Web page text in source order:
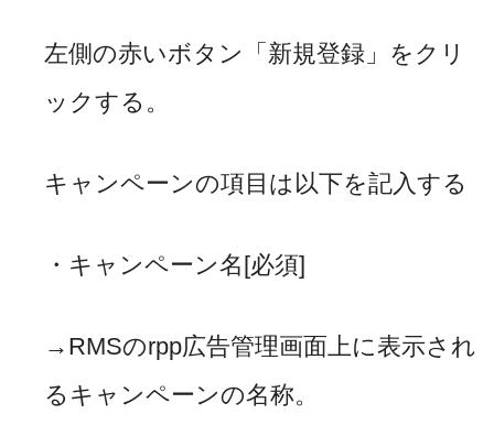
左側の赤いボタン「新規登録」をクリ
ックする。
キャンペーンの項目は以下を記入する
・キャンペーン名[必須]
→ RMSのrpp広告管理画面上に表示され
るキャンペーンの名称。